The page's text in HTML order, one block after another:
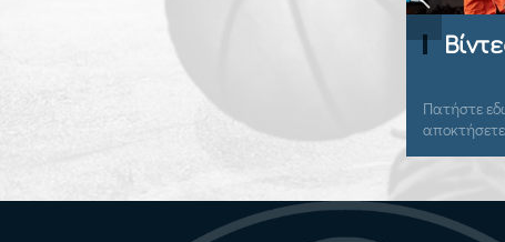
Βίντεο Ανάλυση
Πατήστε εδώ για να συνδεθείτε και να
αποκτήσετε πρόσβαση.